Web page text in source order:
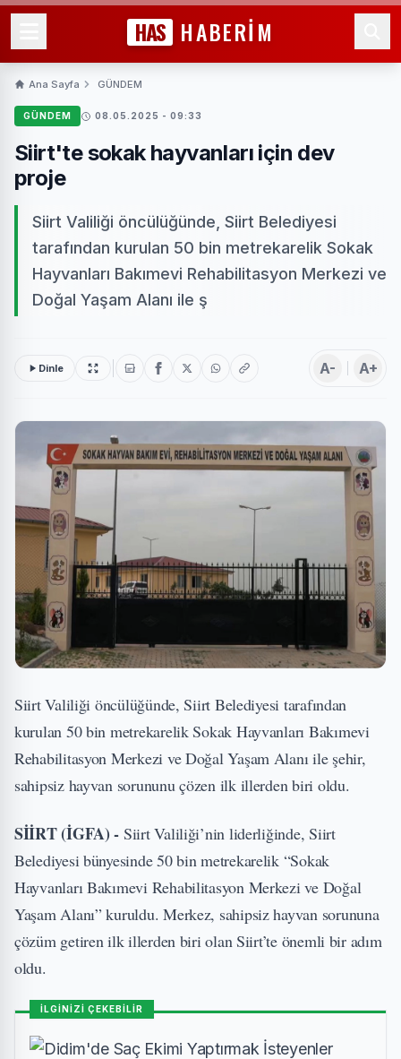
HAS HABERİM
Ana Sayfa GÜNDEM
GÜNDEM 08.05.2025 - 09:33
Siirt'te sokak hayvanları için dev
proje
Siirt Valiliği öncülüğünde, Siirt Belediyesi
tarafından kurulan 50 bin metrekarelik Sokak
Hayvanları Bakımevi Rehabilitasyon Merkezi ve
Doğal Yaşam Alanı ile ş
Dinle A- A+
Siirt Valiliği öncülüğünde, Siirt Belediyesi tarafından
kurulan 50 bin metrekarelik Sokak Hayvanları Bakımevi
Rehabilitasyon Merkezi ve Doğal Yaşam Alanı ile şehir,
sahipsiz hayvan sorununu çözen ilk illerden biri oldu.
SİİRT (İGFA) - Siirt Valiliği’nin liderliğinde, Siirt
Belediyesi bünyesinde 50 bin metrekarelik “Sokak
Hayvanları Bakımevi Rehabilitasyon Merkezi ve Doğal
Yaşam Alanı” kuruldu. Merkez, sahipsiz hayvan sorununa
çözüm getiren ilk illerden biri olan Siirt’te önemli bir adım
oldu.
İLGİNİZİ ÇEKEBİLİR